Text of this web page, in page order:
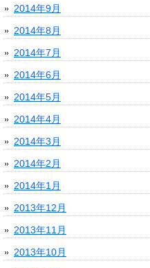
2014年9月
2014年8月
2014年7月
2014年6月
2014年5月
2014年4月
2014年3月
2014年2月
2014年1月
2013年12月
2013年11月
2013年10月